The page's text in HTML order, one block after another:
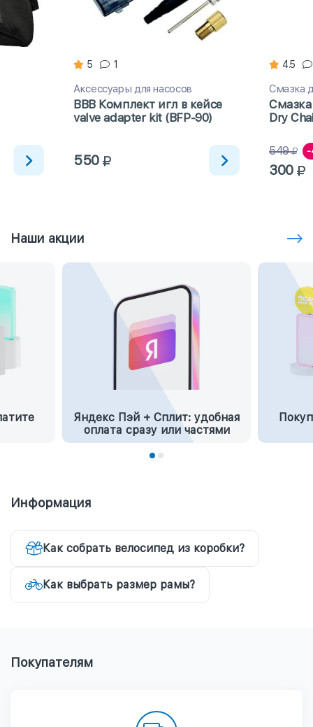
5 1
Аксессуары для насосов
BBB Комплект игл в кейсе
valve adapter kit (BFP-90)
550
4.5
Смазка
Dry
549 -
300
Наши акции
Яндекс Пэй + Сплит: удобная
оплата сразу или частями
Информация
Как собрать велосипед из коробки?
Как выбрать размер рамы?
Покупателям